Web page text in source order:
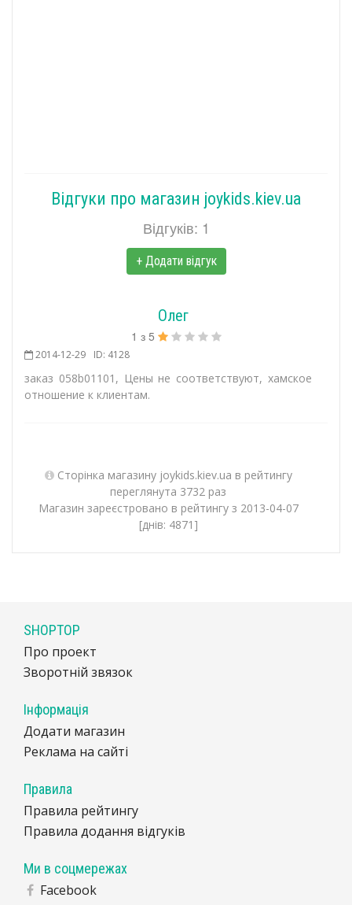
Відгуки про магазин joykids.kiev.ua
Відгуків: 1
+ Додати відгук
Олег
1 з 5
2014-12-29 ID: 4128
заказ 058b01101, Цены не соответствуют, хамское
отношение к клиентам.
Сторінка магазину joykids.kiev.ua в рейтингу
переглянута 3732 раз
Магазин зареєстровано в рейтингу з 2013-04-07
[днів: 4871]
SHOPTOP
Про проект
Зворотній звязок
Інформація
Додати магазин
Реклама на сайті
Правила
Правила рейтингу
Правила додання відгуків
Ми в соцмережах
Facebook